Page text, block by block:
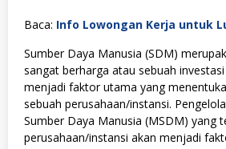
Baca: Info Lowongan Kerja untuk
Sumber Daya Manusia (SDM)
sangat berharga atau sebuah
menjadi faktor utama yang
sebuah perusahaan/instansi.
Sumber Daya Manusia (MSDM) yang
perusahaan/instansi akan menjadi